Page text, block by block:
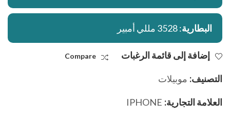
البطارية: 3528 مللي أمبير
إضافة إلى قائمة الرغبات Compare
التصنيف: موبيلات
العلامة التجارية: IPHONE